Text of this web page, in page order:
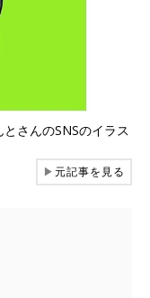
さんのSNSのイラス
▶元記事を見る